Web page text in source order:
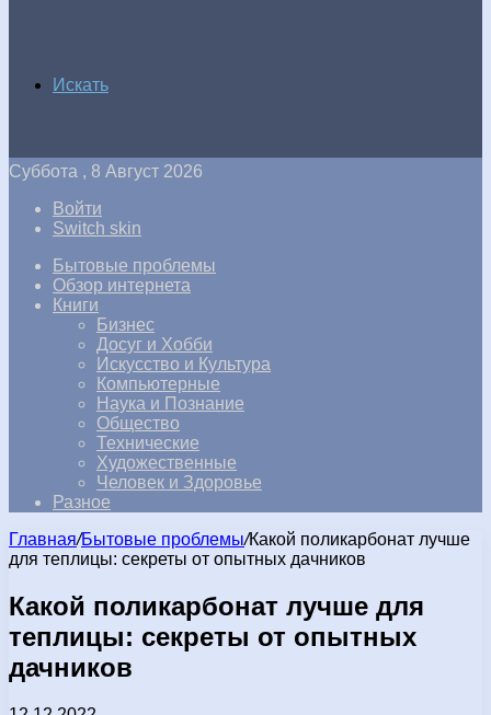
Искать
Суббота , 8 Август 2026
Войти
Switch skin
Бытовые проблемы
Обзор интернета
Книги
Бизнес
Досуг и Хобби
Искусство и Культура
Компьютерные
Наука и Познание
Общество
Технические
Художественные
Человек и Здоровье
Разное
Главная/Бытовые проблемы/Какой поликарбонат лучше
для теплицы: секреты от опытных дачников
Какой поликарбонат лучше для
теплицы: секреты от опытных
дачников